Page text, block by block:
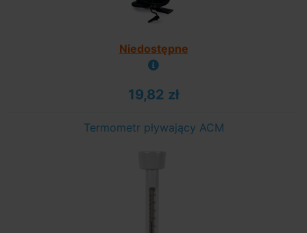
Niedostępne
19,82 zł
Termometr pływający ACM